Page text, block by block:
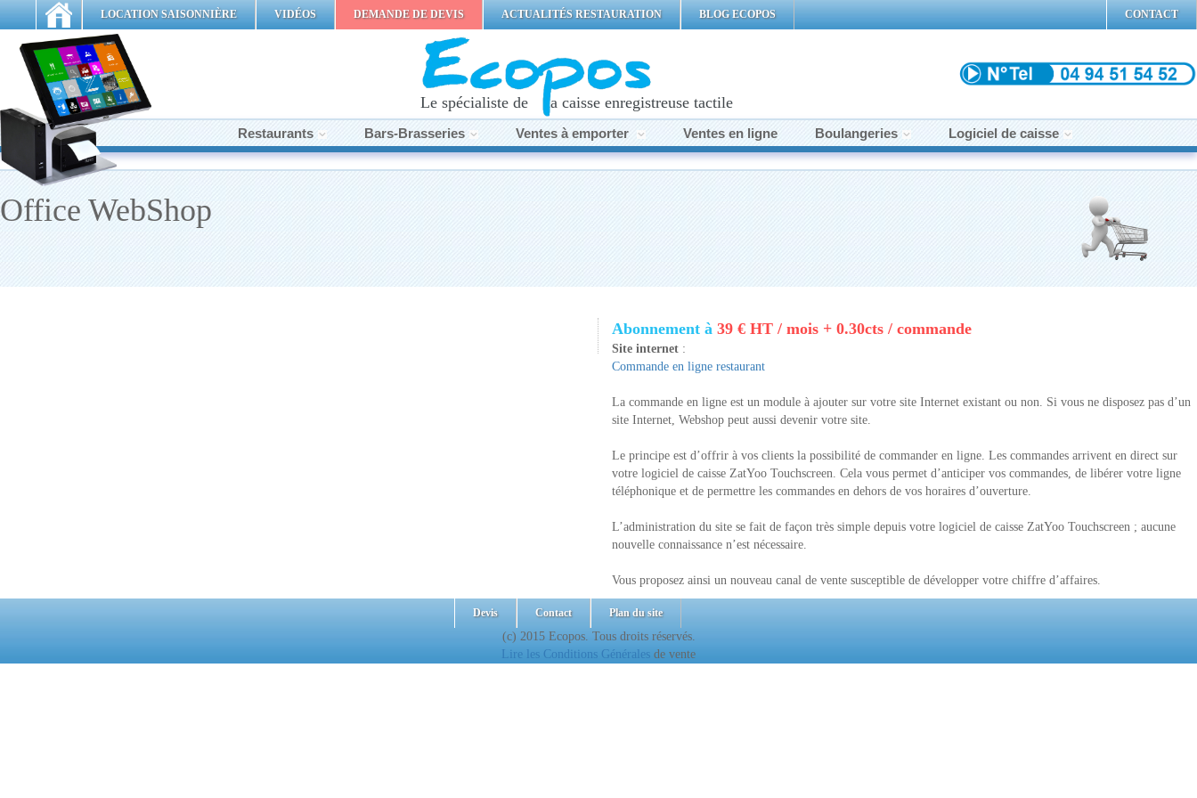
LOCATION SAISONNIÈRE VIDÉOS DEMANDE DE DEVIS ACTUALITÉS RESTAURATION BLOG ECOPOS CONTACT
Le spécialiste de la caisse enregistreuse tactile
Restaurants Bars-Brasseries Ventes à emporter Ventes en ligne Boulangeries Logiciel de caisse
Office WebShop
Abonnement à 39 € HT / mois + 0.30cts / commande
Site internet :
Commande en ligne restaurant
La commande en ligne est un module à ajouter sur votre site Internet existant ou non. Si vous ne disposez pas d’un
site Internet, Webshop peut aussi devenir votre site.
Le principe est d’offrir à vos clients la possibilité de commander en ligne. Les commandes arrivent en direct sur
votre logiciel de caisse ZatYoo Touchscreen. Cela vous permet d’anticiper vos commandes, de libérer votre ligne
téléphonique et de permettre les commandes en dehors de vos horaires d’ouverture.
L’administration du site se fait de façon très simple depuis votre logiciel de caisse ZatYoo Touchscreen ; aucune
nouvelle connaissance n’est nécessaire.
Vous proposez ainsi un nouveau canal de vente susceptible de développer votre chiffre d’affaires.
Devis Contact Plan du site
(c) 2015 Ecopos. Tous droits réservés.
Lire les Conditions Générales de vente